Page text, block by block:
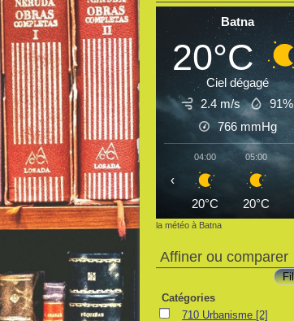
Batna
20°C
Ciel dégagé
2.4 m/s
91%
766 mmHg
04:00
20°C
05:00
20°C
‹
la météo à Batna
Affiner ou comparer
Catégories
710 Urbanisme [2]